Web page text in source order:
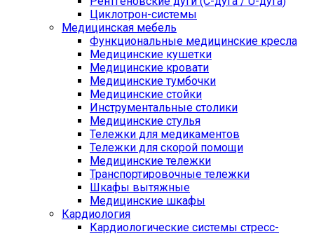
Циклотрон-системы
Медицинская мебель
Функциональные медицинские кресла
Медицинские кушетки
Медицинские кровати
Медицинские тумбочки
Медицинские стойки
Инструментальные столики
Медицинские стулья
Тележки для медикаментов
Тележки для скорой помощи
Медицинские тележки
Транспортировочные тележки
Шкафы вытяжные
Медицинские шкафы
Кардиология
Кардиологические системы стресс-